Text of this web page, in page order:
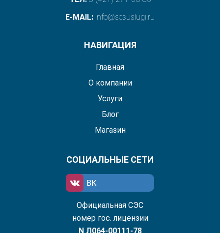
E-MAIL: info@sesuslugi.ru
НАВИГАЦИЯ
Главная
О компании
Услуги
Блог
Магазин
СОЦИАЛЬНЫЕ СЕТИ
ВК
Официальная СЭС
номер гос. лицензии
N Л064-00111-78